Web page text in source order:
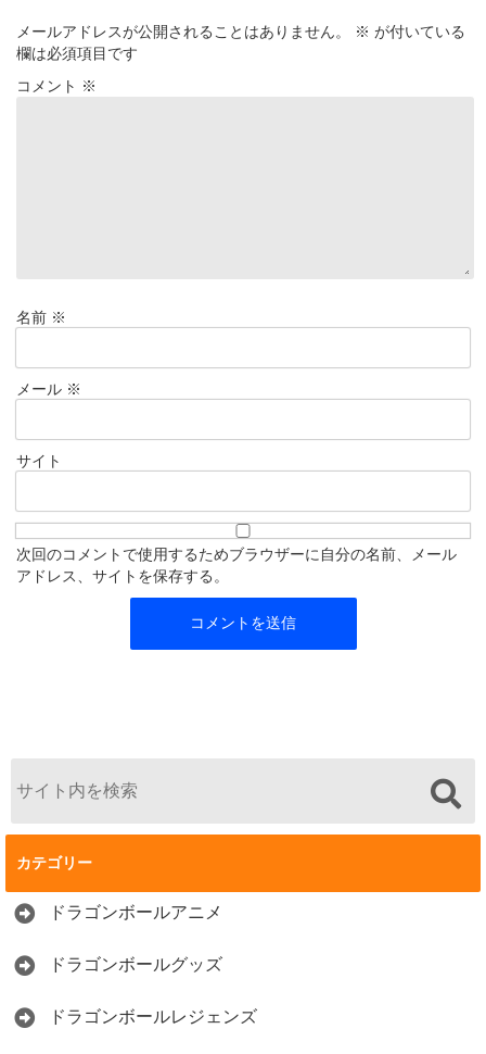
メールアドレスが公開されることはありません。 ※ が付いている
欄は必須項目です
コメント ※
名前 ※
メール ※
サイト
次回のコメントで使用するためブラウザーに自分の名前、メール
アドレス、サイトを保存する。
カテゴリー
ドラゴンボールアニメ
ドラゴンボールグッズ
ドラゴンボールレジェンズ